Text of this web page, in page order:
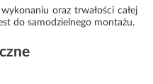
oraz trwałości całej
do samodzielnego montażu.